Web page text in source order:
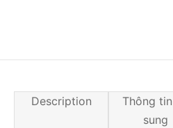
Description
Thông
sung